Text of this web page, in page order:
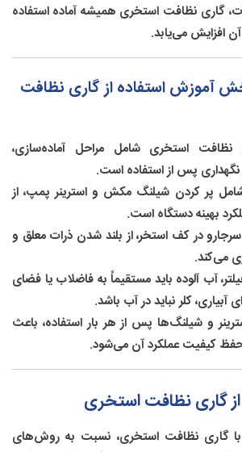
گاری نظافت استخری همیشه آماده استفاده
افزایش می‌یابد.
آموزش استفاده از گاری نظافت
نظافت استخری شامل مراحل آماده‌سازی،
پس از استفاده است.
پر کردن شیلنگ مکش و استرینر پمپ، از
بهینه دستگاه است.
در کف استخر، از بلند شدن ذرات معلق و
می‌کند.
آب آلوده باید مستقیماً به فاضلاب یا فضای
آبیاری، کلر نباید در آب باشد.
و شیلنگ‌ها پس از هر بار استفاده، باعث
کیفیت عملکرد آن می‌شود.
از گاری نظافت استخری
با گاری نظافت استخری، نسبت به روش‌های